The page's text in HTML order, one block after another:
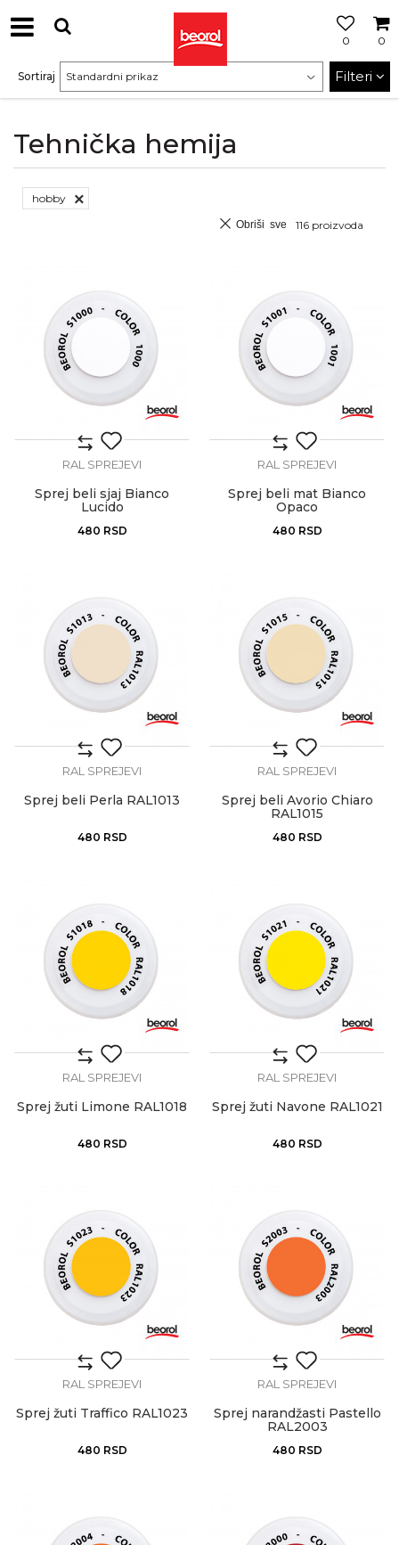
0
0
Tehnička hemija
Sortiraj Filteri
hobby
116 proizvoda
Obriši sve
RAL SPREJEVI
Sprej beli sjaj Bianco
Lucido
480 RSD
RAL SPREJEVI
Sprej beli mat Bianco
Opaco
480 RSD
RAL SPREJEVI
Sprej beli Perla RAL1013
480 RSD
RAL SPREJEVI
Sprej beli Avorio Chiaro
RAL1015
480 RSD
RAL SPREJEVI
Sprej žuti Limone RAL1018
480 RSD
RAL SPREJEVI
Sprej žuti Navone RAL1021
480 RSD
RAL SPREJEVI
Sprej žuti Traffico RAL1023
480 RSD
RAL SPREJEVI
Sprej narandžasti Pastello
RAL2003
480 RSD